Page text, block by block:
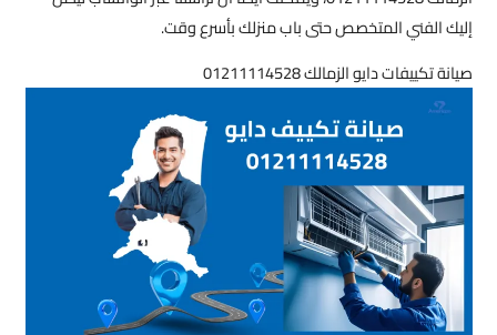
إليك الفني المتخصص حتى باب منزلك بأسرع وقت.
صيانة تكييفات دايو الزمالك 01211114528